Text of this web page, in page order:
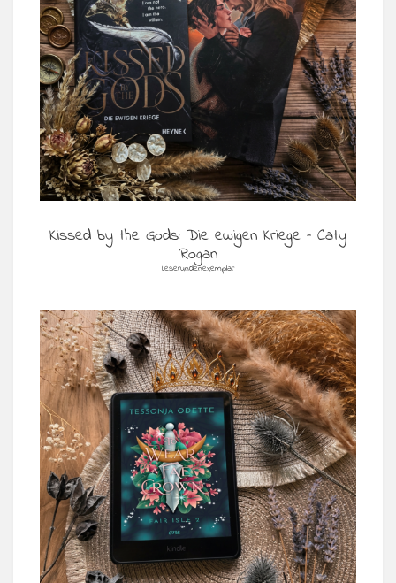
Kissed by the Gods: Die ewigen Kriege – Caty
Rogan
Leserundenexemplar